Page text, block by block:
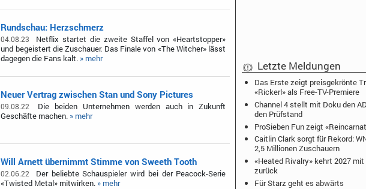
Rundschau: Herzschmerz
04.08.23
Netflix startet die zweite Staffel von «Heartstopper»
und begeistert die Zuschauer. Das Finale von «The Witcher» lässt
dagegen die Fans kalt. » mehr
Neuer Vertrag zwischen Stan und Sony Pictures
09.08.22
Die beiden Unternehmen werden auch in Zukunft
Geschäfte machen. » mehr
Will Arnett übernimmt Stimme von Sweeth Tooth
02.06.22
Der beliebte Schauspieler wird bei der Peacock-Serie
«Twisted Metal» mitwirken. » mehr
Letzte Meldungen
Das Erste zeigt preisgekrönte
«Rickerl» als Free-TV-Premiere
Channel 4 stellt mit Doku den
den Prüfstand
ProSieben Fun zeigt
Caitlin Clark sorgt für Rekord:
2,5 Millionen Zuschauern
«Heated Rivalry» kehrt 2027
zurück
Für Starz geht es abwärts